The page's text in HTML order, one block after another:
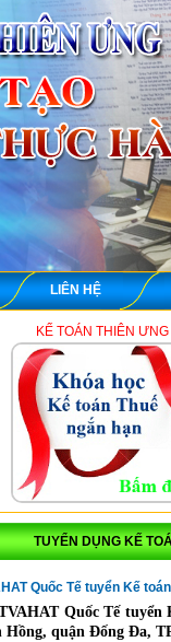
LIÊN HỆ
THIÊN ƯNG chuyên dạy
TUYỂN DỤNG KẾ
Quốc Tế tuyển Kế
Quốc Tế tuyển
Hồng, quận Đống Đa,